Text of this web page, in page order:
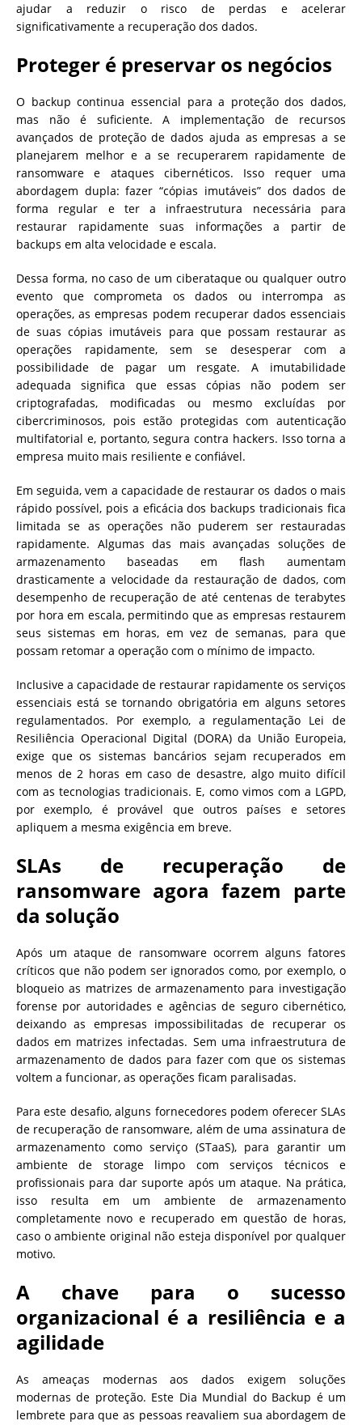
ajudar a reduzir o risco de perdas e acelerar
significativamente a recuperação dos dados.
Proteger é preservar os negócios
O backup continua essencial para a proteção dos dados,
mas não é suficiente. A implementação de recursos
avançados de proteção de dados ajuda as empresas a se
planejarem melhor e a se recuperarem rapidamente de
ransomware e ataques cibernéticos. Isso requer uma
abordagem dupla: fazer “cópias imutáveis” dos dados de
forma regular e ter a infraestrutura necessária para
restaurar rapidamente suas informações a partir de
backups em alta velocidade e escala.
Dessa forma, no caso de um ciberataque ou qualquer outro
evento que comprometa os dados ou interrompa as
operações, as empresas podem recuperar dados essenciais
de suas cópias imutáveis para que possam restaurar as
operações rapidamente, sem se desesperar com a
possibilidade de pagar um resgate. A imutabilidade
adequada significa que essas cópias não podem ser
criptografadas, modificadas ou mesmo excluídas por
cibercriminosos, pois estão protegidas com autenticação
multifatorial e, portanto, segura contra hackers. Isso torna a
empresa muito mais resiliente e confiável.
Em seguida, vem a capacidade de restaurar os dados o mais
rápido possível, pois a eficácia dos backups tradicionais fica
limitada se as operações não puderem ser restauradas
rapidamente. Algumas das mais avançadas soluções de
armazenamento baseadas em flash aumentam
drasticamente a velocidade da restauração de dados, com
desempenho de recuperação de até centenas de terabytes
por hora em escala, permitindo que as empresas restaurem
seus sistemas em horas, em vez de semanas, para que
possam retomar a operação com o mínimo de impacto.
Inclusive a capacidade de restaurar rapidamente os serviços
essenciais está se tornando obrigatória em alguns setores
regulamentados. Por exemplo, a regulamentação Lei de
Resiliência Operacional Digital (DORA) da União Europeia,
exige que os sistemas bancários sejam recuperados em
menos de 2 horas em caso de desastre, algo muito difícil
com as tecnologias tradicionais. E, como vimos com a LGPD,
por exemplo, é provável que outros países e setores
apliquem a mesma exigência em breve.
SLAs de recuperação de
ransomware agora fazem parte
da solução
Após um ataque de ransomware ocorrem alguns fatores
críticos que não podem ser ignorados como, por exemplo, o
bloqueio as matrizes de armazenamento para investigação
forense por autoridades e agências de seguro cibernético,
deixando as empresas impossibilitadas de recuperar os
dados em matrizes infectadas. Sem uma infraestrutura de
armazenamento de dados para fazer com que os sistemas
voltem a funcionar, as operações ficam paralisadas.
Para este desafio, alguns fornecedores podem oferecer SLAs
de recuperação de ransomware, além de uma assinatura de
armazenamento como serviço (STaaS), para garantir um
ambiente de storage limpo com serviços técnicos e
profissionais para dar suporte após um ataque. Na prática,
isso resulta em um ambiente de armazenamento
completamente novo e recuperado em questão de horas,
caso o ambiente original não esteja disponível por qualquer
motivo.
A chave para o sucesso
organizacional é a resiliência e a
agilidade
As ameaças modernas aos dados exigem soluções
modernas de proteção. Este Dia Mundial do Backup é um
lembrete para que as pessoas reavaliem sua abordagem de